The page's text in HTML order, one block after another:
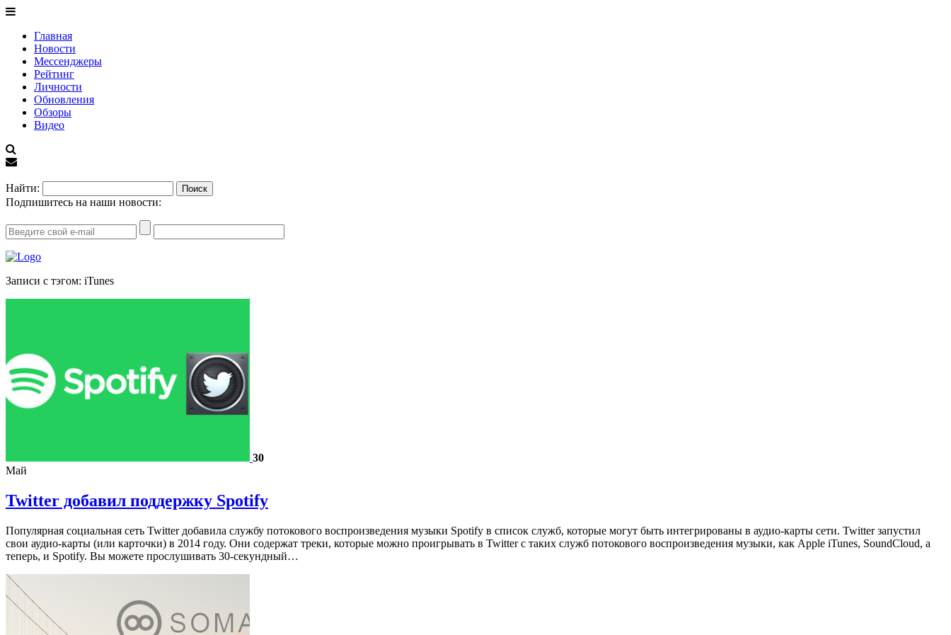
Главная
Новости
Мессенджеры
Рейтинг
Личности
Обновления
Обзоры
Видео
Найти:
Подпишитесь на наши новости:
Записи с тэгом: iTunes
30
Май
Twitter добавил поддержку Spotify
Популярная социальная сеть Twitter добавила службу потокового воспроизведения музыки Spotify в список служб, которые могут быть интегрированы в аудио-карты сети. Twitter запустил
свои аудио-карты (или карточки) в 2014 году. Они содержат треки, которые можно проигрывать в Twitter с таких служб потокового воспроизведения музыки, как Apple iTunes, SoundCloud, а
теперь, и Spotify. Вы можете прослушивать 30-секундный…